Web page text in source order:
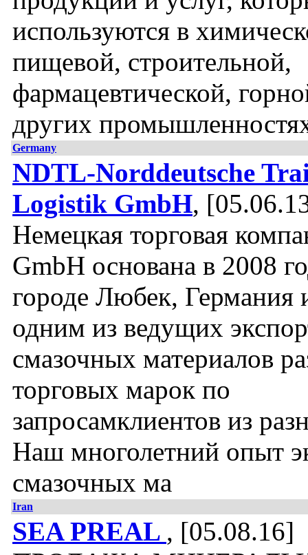
используются в
пищевой, строительной,
фармацевтической,
других
Germany
NDTL-Norddeutsche
Logistik GmbH,
Немецкая торговая
GmbH основана в 2008
городе Любек, Германия
одним из ведущих
смазочных материалов
торговых марок по
запросамклиентов из
Наш многолетний опыт
смазочных ма
Iran
SEA PREAL , [05.08.16]